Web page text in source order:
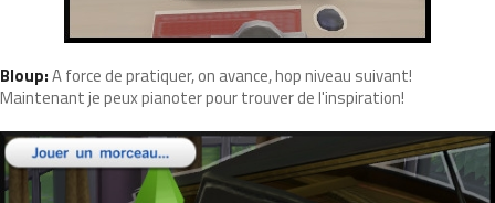
Bloup:A force de pratiquer, on avance, hop niveau suivant!
Maintenant je peux pianoter pour trouver de l'inspiration!